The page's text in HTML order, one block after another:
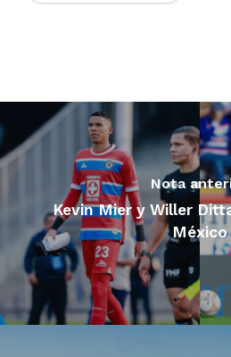
Nota
Kevin Mier y Willer
México